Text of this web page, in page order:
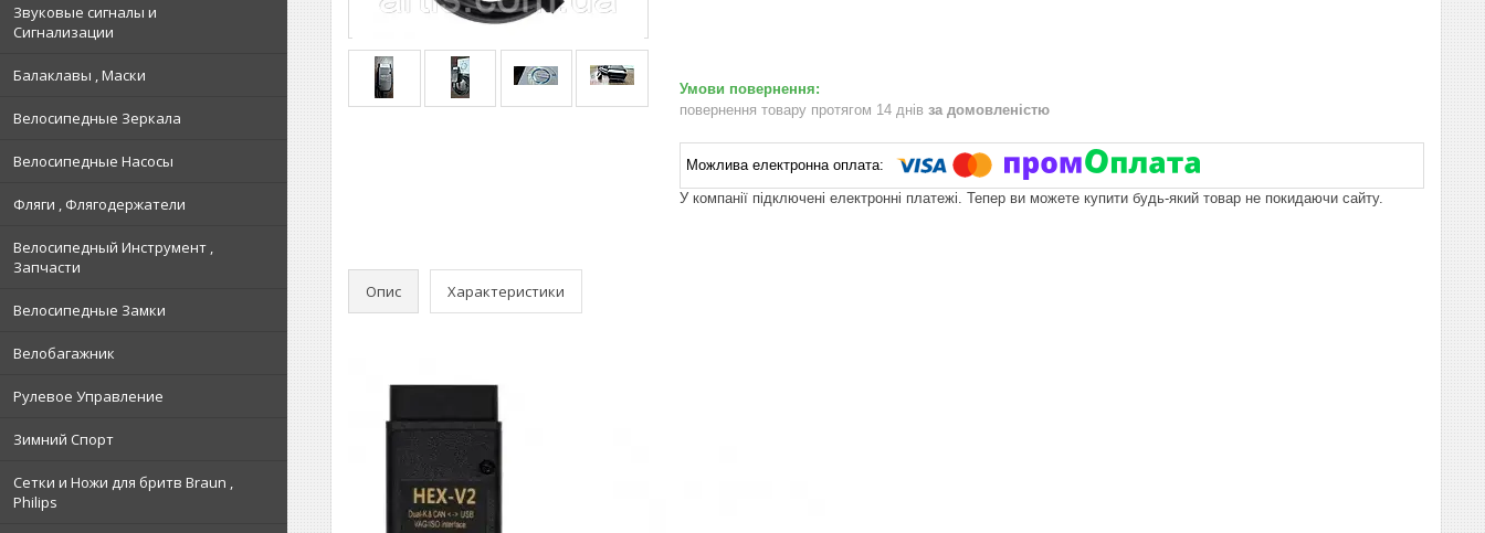
Звуковые сигналы и
Сигнализации
Балаклавы , Маски
Велосипедные Зеркала
Велосипедные Насосы
Фляги , Флягодержатели
Велосипедный Инструмент ,
Запчасти
Велосипедные Замки
Велобагажник
Рулевое Управление
Зимний Спорт
Сетки и Ножи для бритв Braun ,
Philips
повернення товару протягом 14 днів за домовленістю
У компанії підключені електронні платежі. Тепер ви можете купити будь-який товар не покидаючи сайту.
Опис Характеристики